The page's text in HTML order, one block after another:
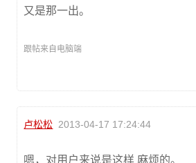
又是那一出。
跟帖来自电脑端
卢松松 2013-04-17 17:24:44
嗯，对用户来说是这样 麻烦的。